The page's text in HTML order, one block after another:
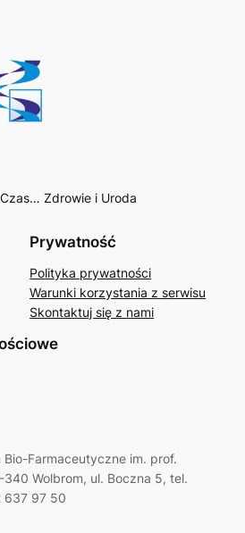
Zdrowie i Uroda
Prywatność
Polityka prywatności
Warunki korzystania z serwisu
Skontaktuj się z nami
Bio-Farmaceutyczne im. prof.
Wolbrom, ul. Boczna 5, tel.
637 97 50